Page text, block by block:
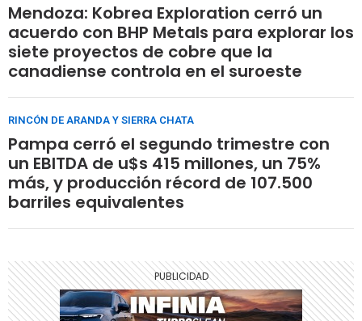
Mendoza: Kobrea Exploration cerró un
acuerdo con BHP Metals para explorar los
siete proyectos de cobre que la
canadiense controla en el suroeste
RINCÓN DE ARANDA Y SIERRA CHATA
Pampa cerró el segundo trimestre con
un EBITDA de u$s 415 millones, un 75%
más, y producción récord de 107.500
barriles equivalentes